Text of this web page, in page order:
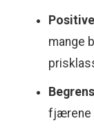
mange
fjærene